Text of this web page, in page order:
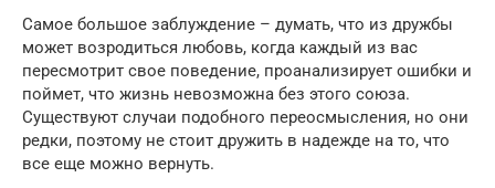
Самое большое заблуждение – думать, что из дружбы
может возродиться любовь, когда каждый из вас
пересмотрит свое поведение, проанализирует ошибки и
поймет, что жизнь невозможна без этого союза.
Существуют случаи подобного переосмысления, но они
редки, поэтому не стоит дружить в надежде на то, что
все еще можно вернуть.